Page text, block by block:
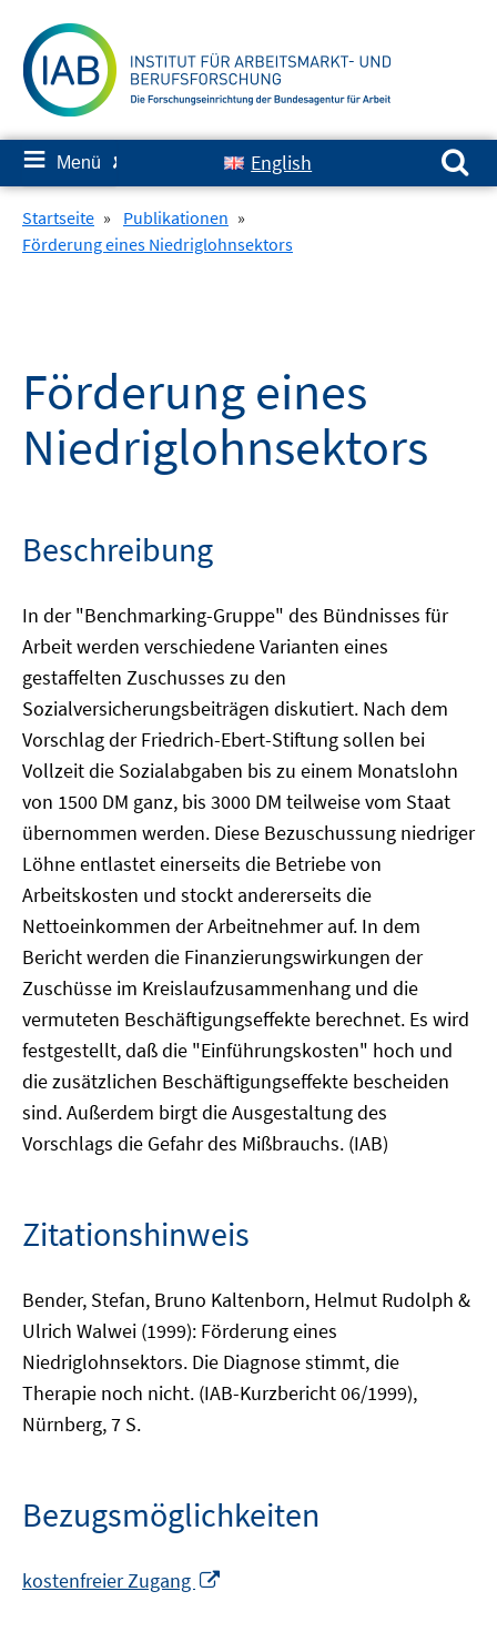
zum
Inhalt
≡ Menü ✘ English
Suchen nach:
Startseite » Publikationen »
Förderung eines Niedriglohnsektors
Förderung eines
Niedriglohnsektors
Beschreibung
In der "Benchmarking-Gruppe" des Bündnisses für
Arbeit werden verschiedene Varianten eines
gestaffelten Zuschusses zu den
Sozialversicherungsbeiträgen diskutiert. Nach dem
Vorschlag der Friedrich-Ebert-Stiftung sollen bei
Vollzeit die Sozialabgaben bis zu einem Monatslohn
von 1500 DM ganz, bis 3000 DM teilweise vom Staat
übernommen werden. Diese Bezuschussung niedriger
Löhne entlastet einerseits die Betriebe von
Arbeitskosten und stockt andererseits die
Nettoeinkommen der Arbeitnehmer auf. In dem
Bericht werden die Finanzierungswirkungen der
Zuschüsse im Kreislaufzusammenhang und die
vermuteten Beschäftigungseffekte berechnet. Es wird
festgestellt, daß die "Einführungskosten" hoch und
die zusätzlichen Beschäftigungseffekte bescheiden
sind. Außerdem birgt die Ausgestaltung des
Vorschlags die Gefahr des Mißbrauchs. (IAB)
Zitationshinweis
Bender, Stefan, Bruno Kaltenborn, Helmut Rudolph &
Ulrich Walwei (1999): Förderung eines
Niedriglohnsektors. Die Diagnose stimmt, die
Therapie noch nicht. (IAB-Kurzbericht 06/1999),
Nürnberg, 7 S.
Bezugsmöglichkeiten
kostenfreier Zugang